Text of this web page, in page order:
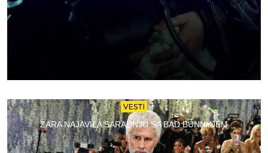
VESTI
ZARA NAJAVILA SARADNJU SA BAD BUNNYJEM